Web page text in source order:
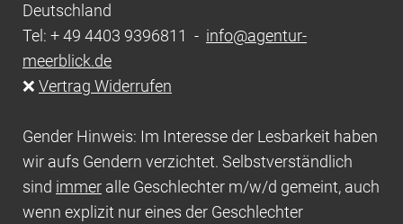
Deutschland
Tel: + 49 4403 9396811 - info@agentur-
meerblick.de
❌ Vertrag Widerrufen
Gender Hinweis: Im Interesse der Lesbarkeit haben
wir aufs Gendern verzichtet. Selbstverständlich
sind immer alle Geschlechter m/w/d gemeint, auch
wenn explizit nur eines der Geschlechter